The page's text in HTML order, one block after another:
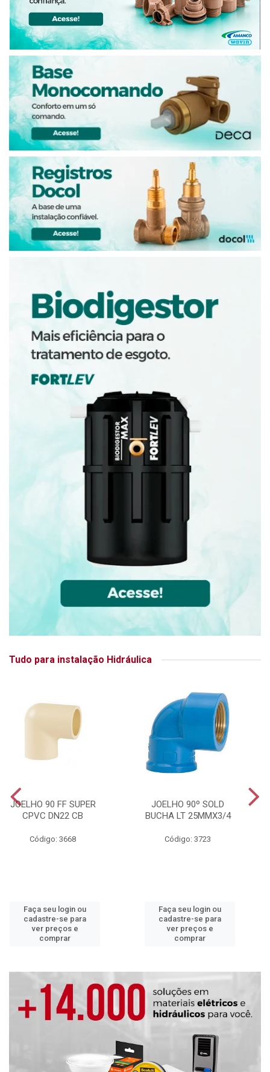
Tudo para instalação Hidráulica
JOELHO 90 FF SUPER
CPVC DN22 CB
Código: 3668
Faça seu login ou
cadastre-se para
ver preços e
comprar
JOELHO 90º SOLD
BUCHA LT 25MMX3/4
Código: 3723
Faça seu login ou
cadastre-se para
ver preços e
comprar